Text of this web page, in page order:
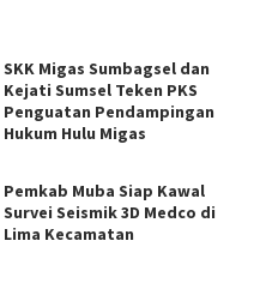
SKK Migas Sumbagsel dan
Kejati Sumsel Teken PKS
Penguatan Pendampingan
Hukum Hulu Migas
Pemkab Muba Siap Kawal
Survei Seismik 3D Medco di
Lima Kecamatan